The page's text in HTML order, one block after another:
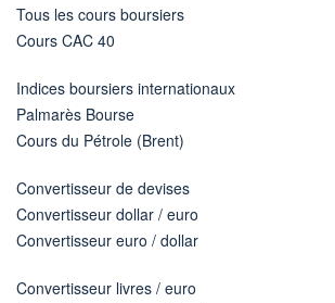
Tous les cours boursiers
Cours CAC 40
Indices boursiers internationaux
Palmarès Bourse
Cours du Pétrole (Brent)
Convertisseur de devises
Convertisseur dollar / euro
Convertisseur euro / dollar
Convertisseur livres / euro